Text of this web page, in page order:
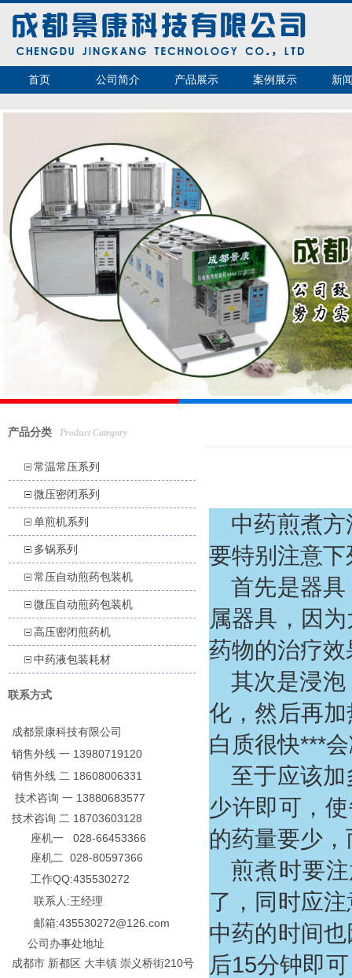
首页 公司简介 产品展示 案例展示 新
产品分类 Product Category
常温常压系列
微压密闭系列
单煎机系列
多锅系列
常压自动煎药包装机
微压自动煎药包装机
高压密闭煎药机
中药液包装耗材
联系方式
成都景康科技有限公司
销售外线 一 13980719120
销售外线 二 18608006331
技术咨询 一 13880683577
技术咨询 二 18703603128
座机一 028-66453366
座机二 028-80597366
工作QQ:435530272
联系人:王经理
邮箱:435530272@126.com
公司办事处地址
成都市 新都区 大丰镇 崇义桥街210号
中药煎煮
要特别注意
首先是器
属器具，因
药物的治疗效
其次是浸
化，然后再
白质很快***
至于应该
少许即可，
的药量要少
煎煮时要
了，同时应
中药的时间
后15分钟即